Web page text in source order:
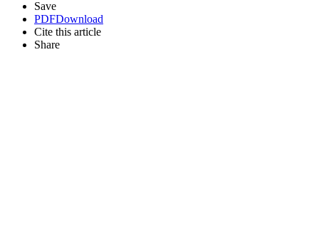
Save
PDFDownload
Cite this article
Share